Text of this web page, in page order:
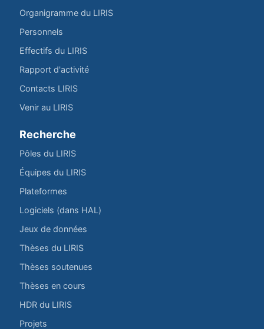
Organigramme du LIRIS
Personnels
Effectifs du LIRIS
Rapport d'activité
Contacts LIRIS
Venir au LIRIS
Recherche
Pôles du LIRIS
Équipes du LIRIS
Plateformes
Logiciels (dans HAL)
Jeux de données
Thèses du LIRIS
Thèses soutenues
Thèses en cours
HDR du LIRIS
Projets